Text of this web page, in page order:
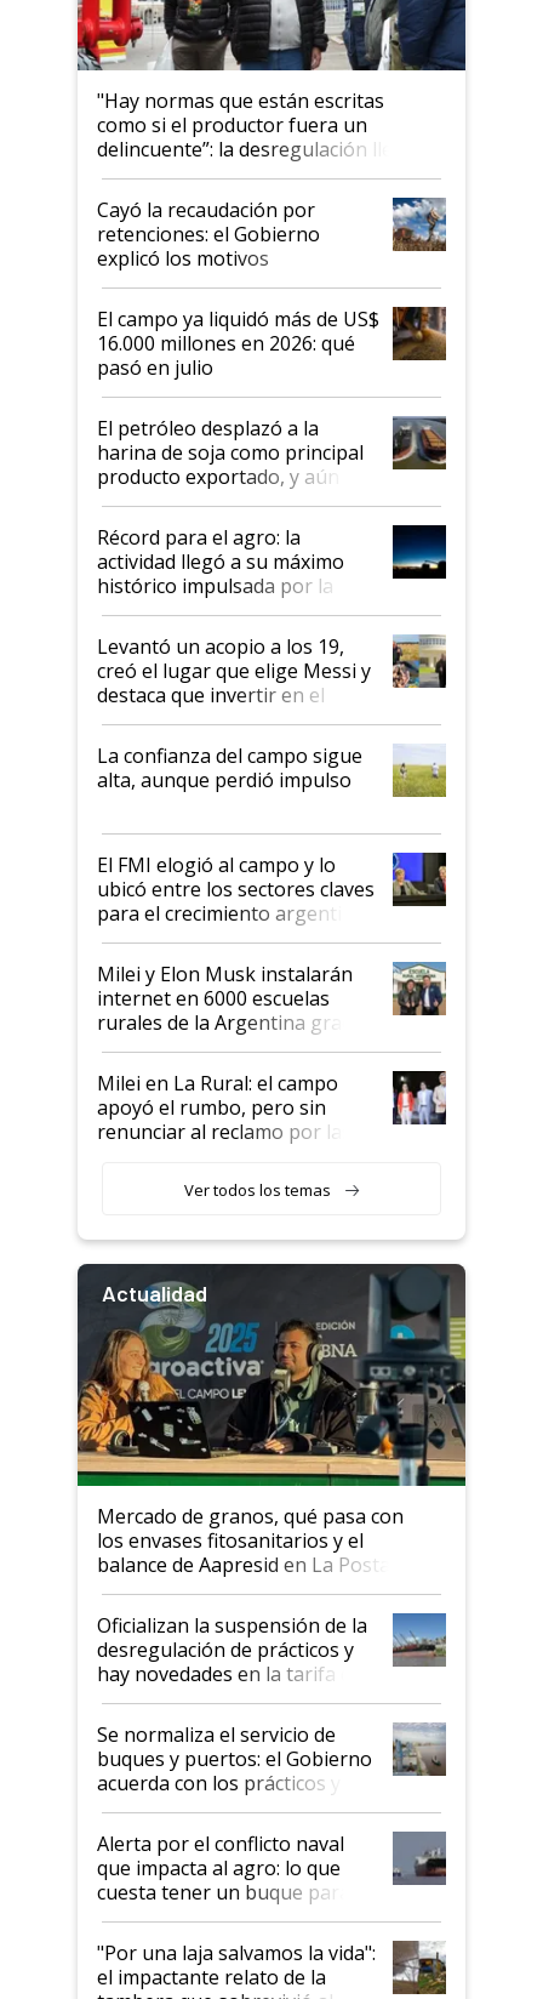
"Hay normas que están escritas
como si el productor fuera un
delincuente”: la desregulación llegó
al Congreso Aapresid y hasta se
habló del financiamiento al IPCVA
Cayó la recaudación por
retenciones: el Gobierno
explicó los motivos
El campo ya liquidó más de US$
16.000 millones en 2026: qué
pasó en julio
El petróleo desplazó a la
harina de soja como principal
producto exportado, y aún así
el agro aportó casi seis de cada
diez dólares y sostuvo el
liderazgo en un semestre
récord
Récord para el agro: la
actividad llegó a su máximo
histórico impulsada por la
cosecha y las exportaciones
Levantó un acopio a los 19,
creó el lugar que elige Messi y
destaca que invertir en el
kirchnerismo era como "darle
plata a un hijo para droga":
Juan Félix Rossetti, el libertario
que de una dura crisis salió
de Milei
La confianza del campo sigue
alta, aunque perdió impulso
El FMI elogió al campo y lo
ubicó entre los sectores claves
para el crecimiento argentino
Milei y Elon Musk instalarán
internet en 6000 escuelas
rurales de la Argentina gracias
a un acuerdo con Starlink
Milei en La Rural: el campo
apoyó el rumbo, pero sin
renunciar al reclamo por las
Ver todos los temas
Actualidad
Mercado de granos, qué pasa con
los envases fitosanitarios y el
balance de Aapresid en La Posta
Oficializan la suspensión de la
desregulación de prácticos y
hay novedades en la tarifa de
la hidrovía
Se normaliza el servicio de
buques y puertos: el Gobierno
acuerda con los prácticos y
suspende el decreto de
desregulación
Alerta por el conflicto naval
que impacta al agro: lo que
cuesta tener un buque parado
y el peligro de que Argentina
pase a ser "país sucio"
"Por una laja salvamos la vida":
el impactante relato de la